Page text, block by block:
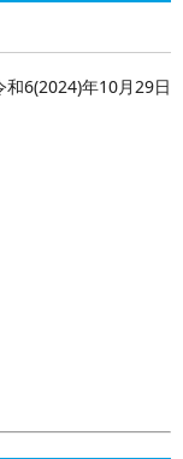
和6(2024)年10月29日